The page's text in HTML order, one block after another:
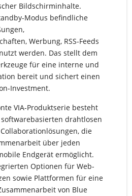
Bildschirminhalte.
Modus befindliche
Werbung, RSS-Feeds
werden. Das stellt dem
für eine interne und
bereit und sichert einen
Investment.
VIA-Produktserie besteht
drahtlosen
die
über jeden
Endgerät ermöglicht.
Optionen für Web-
sowie Plattformen für eine
von Blue